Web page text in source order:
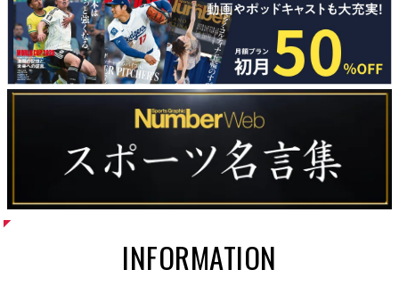
INFORMATION